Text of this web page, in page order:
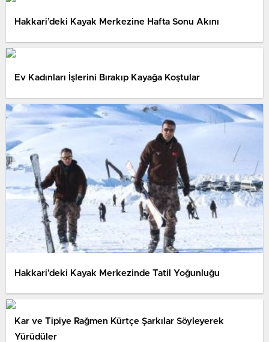
Hakkari’deki Kayak Merkezine Hafta Sonu Akını
Ev Kadınları İşlerini Bırakıp Kayağa Koştular
Hakkari’deki Kayak Merkezinde Tatil Yoğunluğu
Kar ve Tipiye Rağmen Kürtçe Şarkılar Söyleyerek
Yürüdüler